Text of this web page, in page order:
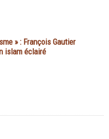
» : François Gautier
islam éclairé